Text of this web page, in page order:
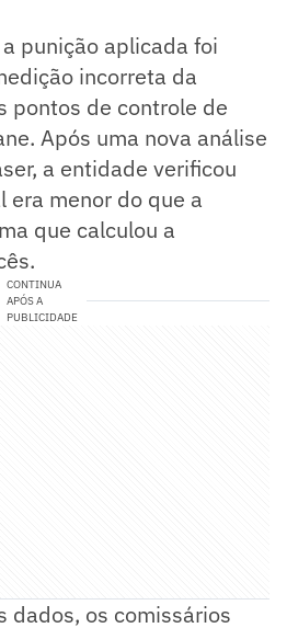
punição aplicada foi
incorreta da
pontos de controle de
Após uma nova análise
a entidade verificou
era menor do que a
que calculou a
CONTINUA
APÓS A
PUBLICIDADE
dados, os comissários